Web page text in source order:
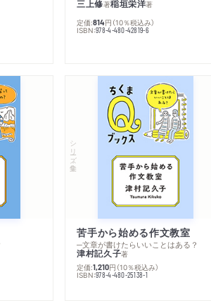
三上修著稲垣栄洋著
定価:814円 （10％税込み）
ISBN:978-4-480-42819-6
シリーズ・全集
苦手から始める作文教室
─文章が書けたらいいことはある？
津村記久子著
定価:1,210円 （10％税込み）
ISBN:978-4-480-25138-1